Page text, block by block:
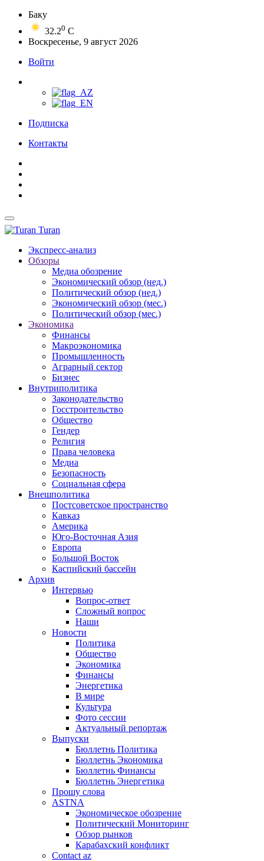
Баку
32.20 C
Воскресенье, 9 август 2026
Войти
Подписка
Контакты
Turan
Экспресс-анализ
Обзоры
Медиа обозрение
Экономический обзор (нед.)
Политический обзор (нед.)
Экономический обзор (мес.)
Политический обзор (мес.)
Экономика
Финансы
Макроэкономика
Промышленность
Аграрный сектор
Бизнес
Внутриполитика
Законодательство
Госстроительство
Общество
Гендер
Религия
Права человека
Медиа
Безопасность
Социальная сфера
Внешполитика
Постсоветское пространство
Кавказ
Америка
Юго-Восточная Азия
Европа
Большой Восток
Каспийский бассейн
Архив
Интервью
Вопрос-ответ
Сложный вопрос
Наши
Новости
Политика
Общество
Экономика
Финансы
Энергетика
В мире
Культура
Фото сессии
Актуальный репортаж
Выпуски
Бюллетнь Политика
Бюллетнь Экономика
Бюллетнь Финансы
Бюллетнь Энергетика
Прошу слова
ASTNA
Экономическое обозрение
Политический Мониторинг
Обзор рынков
Карабахский конфликт
Contact az